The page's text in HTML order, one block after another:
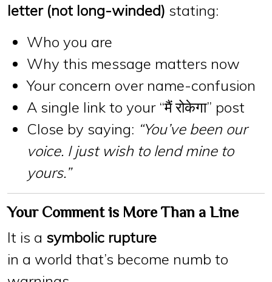
letter (not long-winded) stating:
Who you are
Why this message matters now
Your concern over name-confusion
A single link to your “मैं रोकेगा” post
Close by saying: “You’ve been our
voice. I just wish to lend mine to
yours.”
Your Comment is More Than a Line
It is a symbolic rupture
in a world that’s become numb to